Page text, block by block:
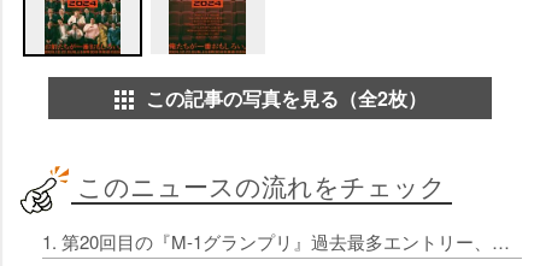
この記事の写真を見る（全2枚）
このニュースの流れをチェック
1. 第20回目の『M-1グランプリ』過去最多エントリー、史上初めて1万組突破 昨年から1790組増【過去一覧あり】